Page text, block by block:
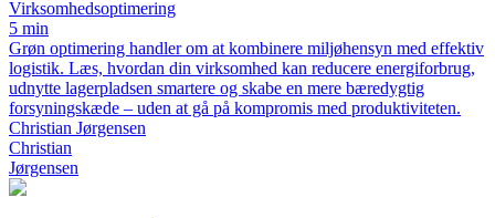
Virksomhedsoptimering
5 min
Grøn optimering handler om at kombinere miljøhensyn med effektiv
logistik. Læs, hvordan din virksomhed kan reducere energiforbrug,
udnytte lagerpladsen smartere og skabe en mere bæredygtig
forsyningskæde – uden at gå på kompromis med produktiviteten.
Christian Jørgensen
Christian
Jørgensen